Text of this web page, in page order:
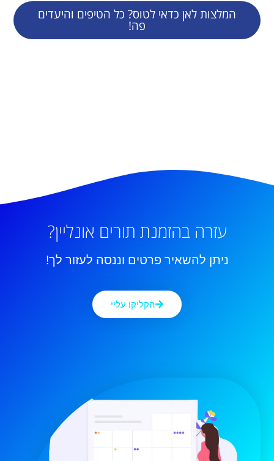
המלצות לאן כדאי לטוס? כל הטיפים והיעדים
פה!
עזרה בהזמנת תורים אונליין?
ניתן להשאיר פרטים וננסה לעזור לך!
הקליקו עליי